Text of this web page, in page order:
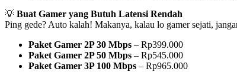
💡 Buat Gamer yang Butuh Latensi Rendah
Ping gede? Auto kalah! Makanya, kalau lo gamer sejati,
Paket Gamer 2P 30 Mbps – Rp399.000
Paket Gamer 2P 50 Mbps – Rp545.000
Paket Gamer 3P 100 Mbps – Rp965.000